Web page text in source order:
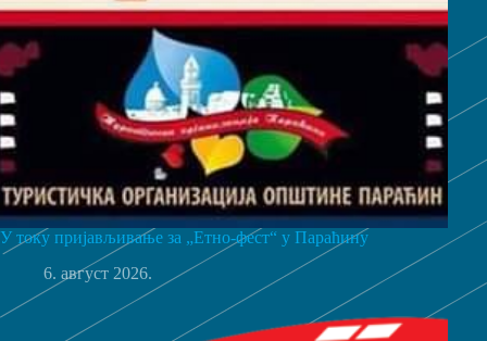
У току пријављивање за „Етно-фест“ у Параћину
6. август 2026.